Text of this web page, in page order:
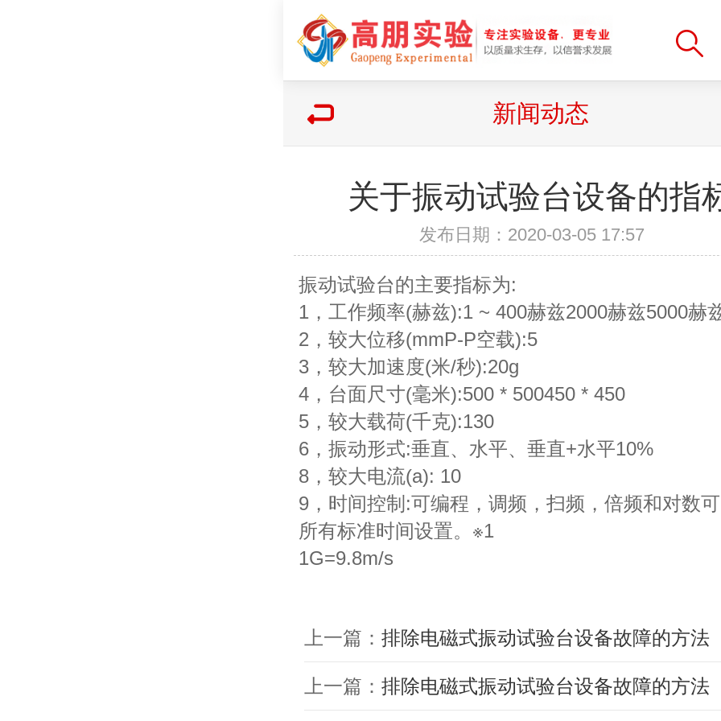
新闻动态
关于振动试验台设备的指
发布日期：2020-03-05 17:57
振动试验台的主要指标为:
1，工作频率(赫兹):1 ~ 400赫兹2000赫兹5000赫
2，较大位移(mmP-P空载):5
3，较大加速度(米/秒):20g
4，台面尺寸(毫米):500 * 500450 * 450
5，较大载荷(千克):130
6，振动形式:垂直、水平、垂直+水平10%
8，较大电流(a): 10
9，时间控制:可编程，调频，扫频，倍频和对数
所有标准时间设置。※1
1G=9.8m/s
上一篇： 排除电磁式振动试验台设备故障的方法
上一篇： 排除电磁式振动试验台设备故障的方法